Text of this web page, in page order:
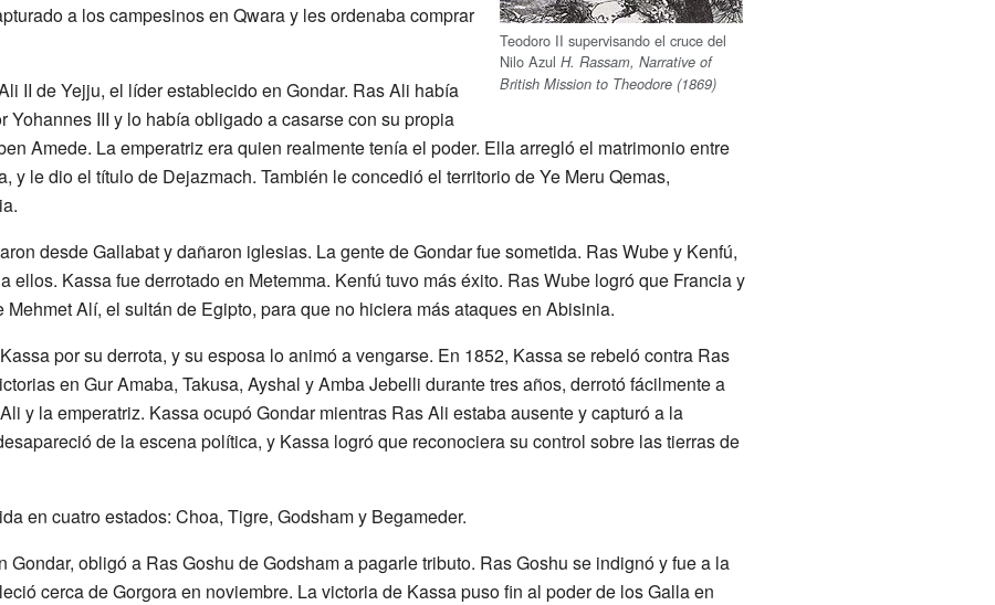
Teodoro II supervisando el cruce del
Nilo AzulH. Rassam, Narrative of
British Mission to Theodore (1869)
a los campesinos en Qwara y les ordenaba comprar
II de Yejju, el líder establecido en Gondar. Ras Ali había
Yohannes III y lo había obligado a casarse con su propia
Amede. La emperatriz era quien realmente tenía el poder. Ella arregló el matrimonio entre
y le dio el título de Dejazmach. También le concedió el territorio de Ye Meru Qemas,
desde Gallabat y dañaron iglesias. La gente de Gondar fue sometida. Ras Wube y Kenfú,
ellos. Kassa fue derrotado en Metemma. Kenfú tuvo más éxito. Ras Wube logró que Francia y
Alí, el sultán de Egipto, para que no hiciera más ataques en Abisinia.
por su derrota, y su esposa lo animó a vengarse. En 1852, Kassa se rebeló contra Ras
en Gur Amaba, Takusa, Ayshal y Amba Jebelli durante tres años, derrotó fácilmente a
y la emperatriz. Kassa ocupó Gondar mientras Ras Ali estaba ausente y capturó a la
de la escena política, y Kassa logró que reconociera su control sobre las tierras de
en cuatro estados: Choa, Tigre, Godsham y Begameder.
Gondar, obligó a Ras Goshu de Godsham a pagarle tributo. Ras Goshu se indignó y fue a la
cerca de Gorgora en noviembre. La victoria de Kassa puso fin al poder de los Galla en